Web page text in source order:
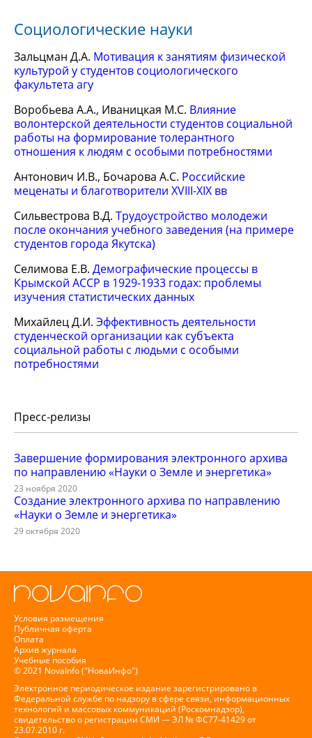
Социологические науки
Зальцман Д.А. Мотивация к занятиям физической
культурой у студентов социологического
факультета агу
Воробьева А.А., Иваницкая М.С. Влияние
волонтерской деятельности студентов социальной
работы на формирование толерантного
отношения к людям с особыми потребностями
Антонович И.В., Бочарова А.С. Российские
меценаты и благотворители XVIII-XIX вв
Сильвестрова В.Д. Трудоустройство молодежи
после окончания учебного заведения (на примере
студентов города Якутска)
Селимова Е.В. Демографические процессы в
Крымской АССР в 1929-1933 годах: проблемы
изучения статистических данных
Михайлец Д.И. Эффективность деятельности
студенческой организации как субъекта
социальной работы с людьми с особыми
потребностями
Пресс-релизы
Завершение формирования электронного архива
по направлению «Науки о Земле и энергетика»
23 ноября 2020
Создание электронного архива по направлению
«Науки о Земле и энергетика»
29 октября 2020
Условия размещения
Публичная оферта
Оплата
Архив журнала
Учебные пособия
© 2021 NovaInfo ("НоваИнфо")
Электронное периодическое издание зарегистрировано в
Федеральной службе по надзору в сфере связи, информационных
технологий и массовых коммуникаций (Роскомнадзор),
свидетельство о регистрации СМИ — ЭЛ № ФС77-41429 от
23.07.2010 г.